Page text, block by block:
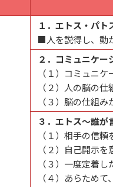
１．エトス・パト
■人を説得し、動
２．コミュニケー
（１）コミュニ
（２）人の脳の
（３）脳の仕組
３．エトス～誰
（１）相手の信
（２）自己開示を
（３）一度定着
（４）あらため